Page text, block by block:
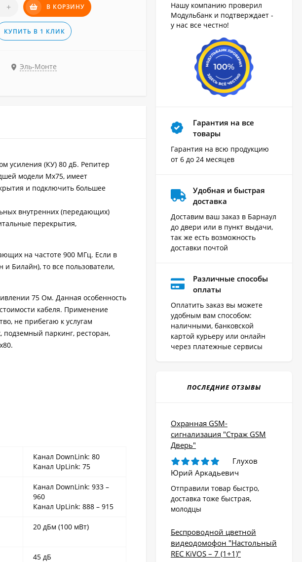
+ В КОРЗИНУ
КУПИТЬ В 1 КЛИК
Эль-Монте
усиления (КУ) 80 дБ. Репитер
модели Мх75, имеет
и подключить большее
внутренних (передающих)
перекрытия,
на частоте 900 МГц. Если в
Билайн), то все пользователи,
75 Ом. Данная особенность
кабеля. Применение
не прибегаю к услугам
подземный паркинг, ресторан,
Канал DownLink: 80
Канал UpLink: 75
Канал DownLink: 933 –
960
Канал UpLink: 888 – 915
20 дБм (100 мВт)
45 дБ
Нашу компанию проверил
Модульбанк и подтверждает -
у нас все честно!
Гарантия на все
товары
Гарантия на всю продукцию
от 6 до 24 месяцев
Удобная и быстрая
доставка
Доставим ваш заказ в Барнаул
до двери или в пункт выдачи,
так же есть возможность
доставки почтой
Различные способы
оплаты
Оплатить заказ вы можете
удобным вам способом:
наличными, банковской
картой курьеру или онлайн
через платежные сервисы
ПОСЛЕДНИЕ ОТЗЫВЫ
Охранная GSM-
сигнализация "Страж GSM
Дверь"
Глухов
Юрий Аркадьевич
Отправили товар быстро,
доставка тоже быстрая,
молодцы
Беспроводной цветной
видеодомофон "Настольный
REC KiVOS – 7 (1+1)"